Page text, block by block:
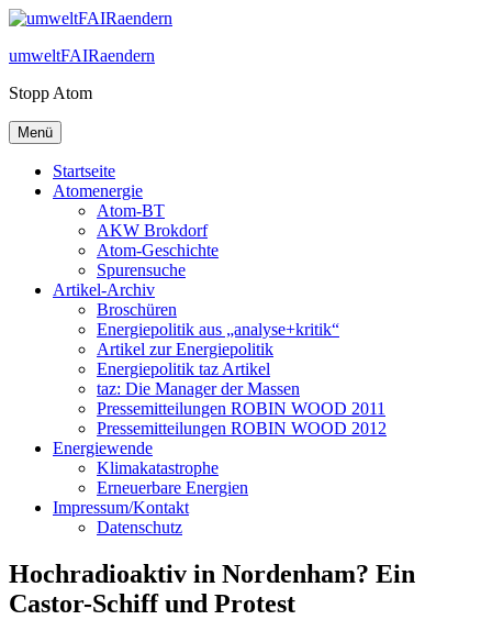
Zum
springen
umweltFAIRaendern
Stopp Atom
Menü
Startseite
Atomenergie
Atom-BT
AKW Brokdorf
Atom-Geschichte
Spurensuche
Artikel-Archiv
Broschüren
Energiepolitik aus „analyse+kritik“
Artikel zur Energiepolitik
Energiepolitik taz Artikel
taz: Die Manager der Massen
Pressemitteilungen ROBIN WOOD 2011
Pressemitteilungen ROBIN WOOD 2012
Energiewende
Klimakatastrophe
Erneuerbare Energien
Impressum/Kontakt
Datenschutz
Hochradioaktiv in Nordenham? Ein
Castor-Schiff und Protest